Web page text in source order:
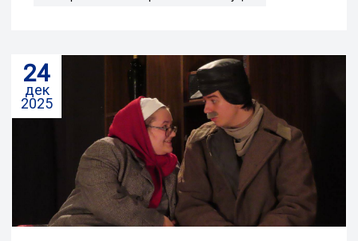
24
дек
2025